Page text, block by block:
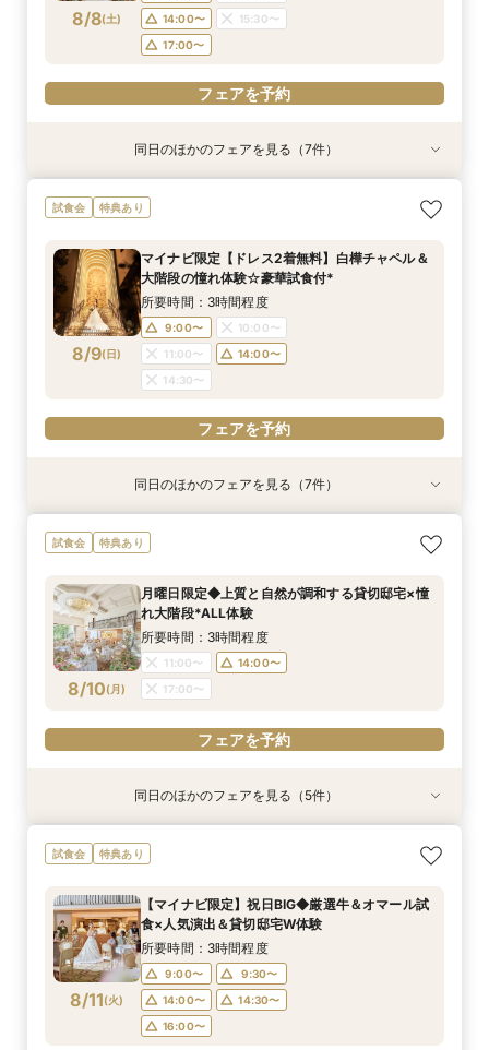
8/8(土)
14:00〜
15:30〜
17:00〜
フェアを予約
特典あり
8/8(土)
＼初見学に◎／心躍る花嫁の第一歩♪見積もり相
談＆豪華試食
9:00〜
10:00〜
14:00〜
15:00〜
16:00〜
フェアを予約
特典あり
8/8(土)
《1件目見学でドレス特典付》全館見学＆試食付
き！丸ごと相談会*
9:00〜
10:00〜
14:00〜
15:00〜
16:00〜
フェアを予約
8/8(土)
【オンライン開催】遠方在住でも安心◆バーチャ
ル見学＆相談会
10:00〜 15:00〜
フェアを予約
特典あり
8/8(土)
【マタニティ花嫁】貸切空間＆短期間でもOKの
安心相談会*
9:00〜 14:00〜
フェアを予約
特典あり
8/8(土)
【少人数W】挙式＆会食プラン♪白樺の森チャペ
ル×厳選牛試食
9:00〜 14:00〜
フェアを予約
特典あり
8/8(土)
《徹底比較*2件目以降の方へ》見積り相談×憧れ
の邸宅貸切体験
9:00〜 14:00〜
フェアを予約
特典あり
8/8(土)
【貸切で叶うペット婚】全館一緒OK★ペット
ウェディング相談会
9:00〜 14:00〜
フェアを予約
同日のほかのフェアを見る（7件）
試食会 特典あり
8/9(日)
マイナビ限定【ドレス2着無料】白樺チャペル＆
大階段の憧れ体験☆豪華試食付*
所要時間：3時間程度
9:00〜
10:00〜
11:00〜
14:00〜
14:30〜
フェアを予約
特典あり 動画あり
8/9(日)
＼初見学に◎／心躍る花嫁の第一歩♪見積もり相
談＆豪華試食
9:00〜 14:00〜
フェアを予約
特典あり
8/9(日)
【料理重視の方お勧め】厳選牛＆オマール×オー
プンキッチン体験
9:00〜 14:00〜
フェアを予約
8/9(日)
【オンライン開催】遠方在住でも安心◆バーチャ
ル見学＆相談会
10:00〜 15:00〜
フェアを予約
特典あり
8/9(日)
【マタニティ花嫁】貸切空間＆短期間でもOKの
安心相談会*
9:00〜 14:00〜
フェアを予約
特典あり
8/9(日)
【少人数W】挙式＆会食プラン♪白樺の森チャペ
ル×厳選牛試食
9:00〜 14:00〜
フェアを予約
特典あり
8/9(日)
《徹底比較*2件目以降の方へ》見積り相談×憧れ
の邸宅貸切体験
9:00〜 14:00〜
フェアを予約
特典あり
8/9(日)
【貸切で叶うペット婚】全館一緒OK★ペット
ウェディング相談会
9:00〜 14:00〜
フェアを予約
同日のほかのフェアを見る（7件）
試食会 特典あり
8/10(月)
月曜日限定◆上質と自然が調和する貸切邸宅×憧
れ大階段*ALL体験
所要時間：3時間程度
11:00〜
14:00〜
17:00〜
フェアを予約
特典あり
8/10(月)
【貸切で叶うペット婚】全館一緒OK★ペット
ウェディング相談会
11:00〜
14:00〜
17:00〜
フェアを予約
特典あり
8/10(月)
《徹底比較*2件目以降の方へ》見積り相談×憧れ
の邸宅貸切体験
11:00〜
14:00〜
17:00〜
フェアを予約
特典あり
8/10(月)
【少人数W】挙式＆会食プラン♪白樺の森チャペ
ル×厳選牛試食
11:00〜
14:00〜
17:00〜
フェアを予約
特典あり
8/10(月)
＼初見学に◎／心躍る花嫁の第一歩♪見積もり相
談＆豪華試食
11:00〜
14:00〜
17:00〜
フェアを予約
8/10(月)
【オンライン開催】遠方在住でも安心◆バーチャ
ル見学＆相談会
12:00〜
15:00〜
17:00〜
フェアを予約
同日のほかのフェアを見る（5件）
試食会 特典あり
8/11(火)
【マイナビ限定】祝日BIG◆厳選牛＆オマール試
食×人気演出＆貸切邸宅W体験
所要時間：3時間程度
9:00〜
9:30〜
14:00〜
14:30〜
16:00〜